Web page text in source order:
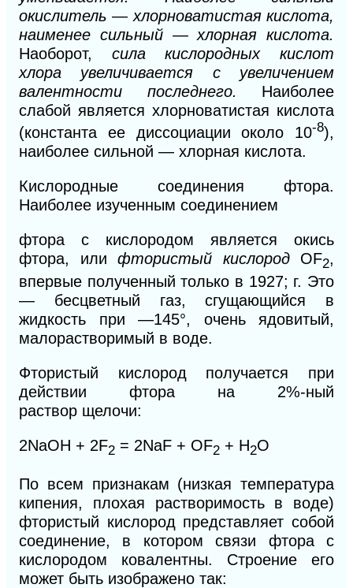
окислитель — хлорноватистая кислота,
наименее сильный — хлорная кислота.
Наоборот, сила кислородных кислот
хлора увеличивается с увеличением
валентности последнего. Наиболее
слабой является хлорноватистая кислота
(константа ее диссоциации около 10-8),
наиболее сильной — хлорная кислота.
Кислородные соединения фтора.
Наиболее изученным соединением
фтора с кислородом является окись
фтора, или фтористый кислород OF2,
впервые полученный только в 1927; г. Это
— бесцветный газ, сгущающийся в
жидкость при —145°, очень ядовитый,
малорастворимый в воде.
Фтористый кислород получается при
действии фтора на 2%-ный
раствор щелочи:
2NaOH + 2F2 = 2NaF + OF2 + H2О
По всем признакам (низкая температура
кипения, плохая растворимость в воде)
фтористый кислород представляет собой
соединение, в котором связи фторас
кислородом ковалентны. Строение его
может быть изображено так: